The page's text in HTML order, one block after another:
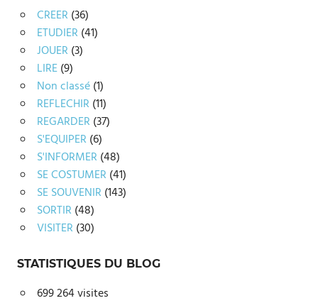
CREER (36)
ETUDIER (41)
JOUER (3)
LIRE(9)
Non classé(1)
REFLECHIR (11)
REGARDER (37)
S'EQUIPER (6)
S'INFORMER (48)
SE COSTUMER (41)
SE SOUVENIR (143)
SORTIR (48)
VISITER (30)
STATISTIQUES DU BLOG
699 264 visites